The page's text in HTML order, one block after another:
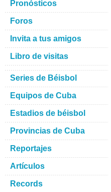
Pronósticos
Foros
Invita a tus amigos
Libro de visitas
Series de Béisbol
Equipos de Cuba
Estadios de béisbol
Provincias de Cuba
Reportajes
Artículos
Records